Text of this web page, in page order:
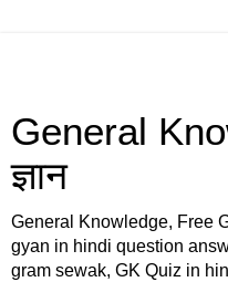
General
ज्ञान
General Knowledge, Free
gyan in hindi question
gram sewak, GK Quiz in